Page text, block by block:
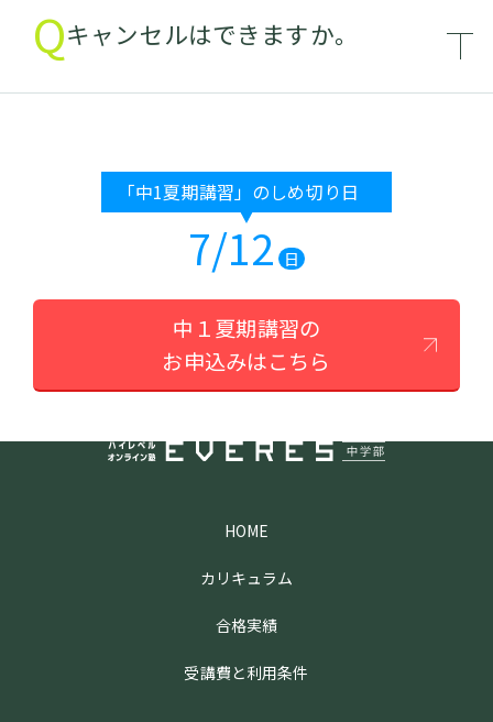
Qキャンセルはできますか。
「中1夏期講習」のしめ切り日
7/12 日
中１夏期講習の
お申込みはこちら
HOME
カリキュラム
合格実績
受講費と利用条件